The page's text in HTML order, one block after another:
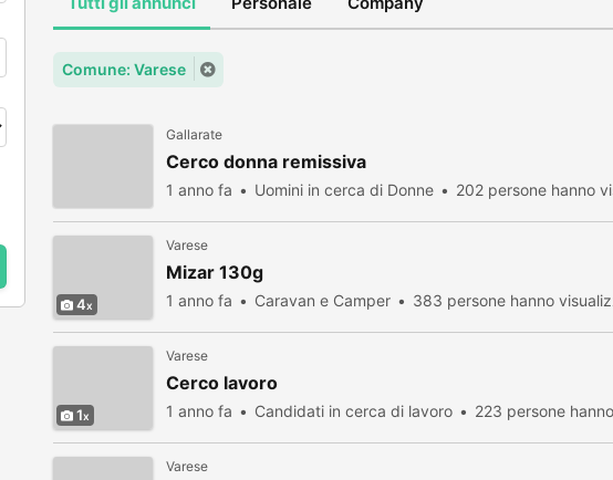
Comune: Varese
Gallarate
Cerco donna remissiva
1 anno fa Uomini in cerca di Donne 202 persone hanno
4
Varese
Mizar 130g
1 anno fa Caravan e Camper 383 persone hanno
1
Varese
Cerco lavoro
1 anno fa Candidati in cerca di lavoro 223 persone
Varese